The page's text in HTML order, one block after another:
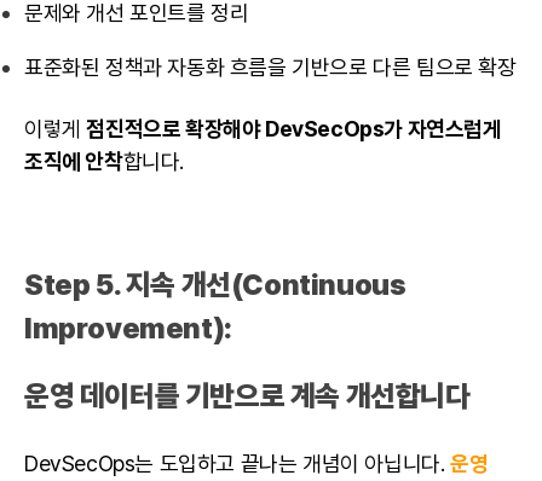
문제와 개선 포인트를 정리
표준화된 정책과 자동화 흐름을 기반으로 다른 팀으로 확장
이렇게점진적으로 확장해야 DevSecOps가 자연스럽게
조직에 안착합니다.
Step 5. 지속 개선(Continuous
Improvement):
운영 데이터를 기반으로 계속 개선합니다
DevSecOps는 도입하고 끝나는 개념이 아닙니다. 운영